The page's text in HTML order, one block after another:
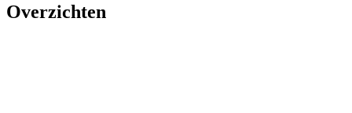
Overzichten